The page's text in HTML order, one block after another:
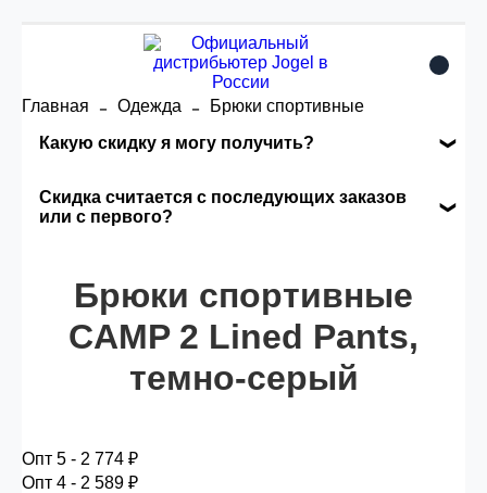
Главная Одежда
Брюки спортивные
Какую скидку я могу получить?
заказа, общая сумма заказа считается по
розничной цене
(25%) -сумма всех заказов за 6 месяцев -
Опт 4(30%) -
Скидка считается с последующих заказов
или с первого?
автоматически активизируется в корзине вашего
заказа.
Брюки спортивные
CAMP 2 Lined Pants,
темно-серый
Опт 5 - 2 774 ₽
Опт 4 - 2 589 ₽